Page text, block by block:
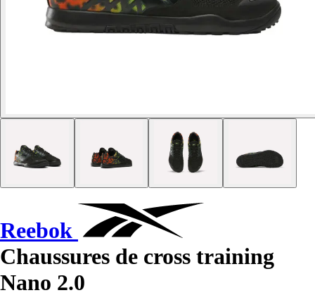
Reebok
Chaussures de cross training
Nano 2.0